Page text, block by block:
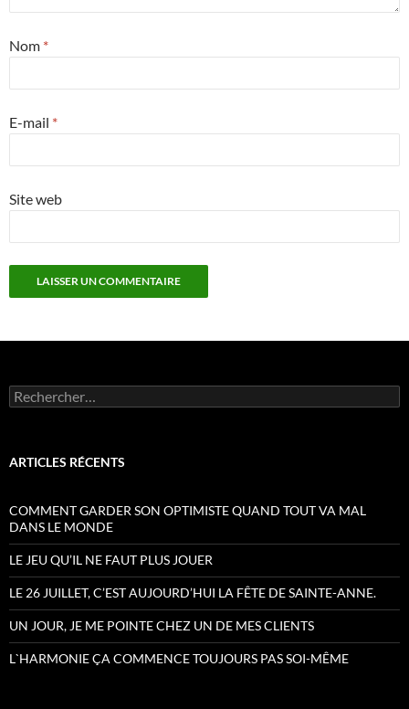
Nom *
E-mail *
Site web
Rechercher :
ARTICLES RÉCENTS
COMMENT GARDER SON OPTIMISTE QUAND TOUT VA MAL
DANS LE MONDE
LE JEU QU’IL NE FAUT PLUS JOUER
LE 26 JUILLET, C’EST AUJOURD’HUI LA FÊTE DE SAINTE-ANNE.
UN JOUR, JE ME POINTE CHEZ UN DE MES CLIENTS
L`HARMONIE ÇA COMMENCE TOUJOURS PAS SOI-MÊME